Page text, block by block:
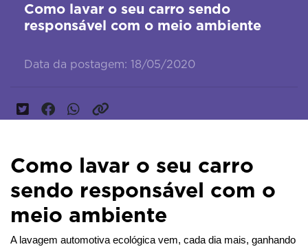
Como lavar o seu carro sendo
responsável com o meio ambiente
Data da postagem: 18/05/2020
Como lavar o seu carro
sendo responsável com o
meio ambiente
A lavagem automotiva ecológica vem, cada dia mais, ganhando